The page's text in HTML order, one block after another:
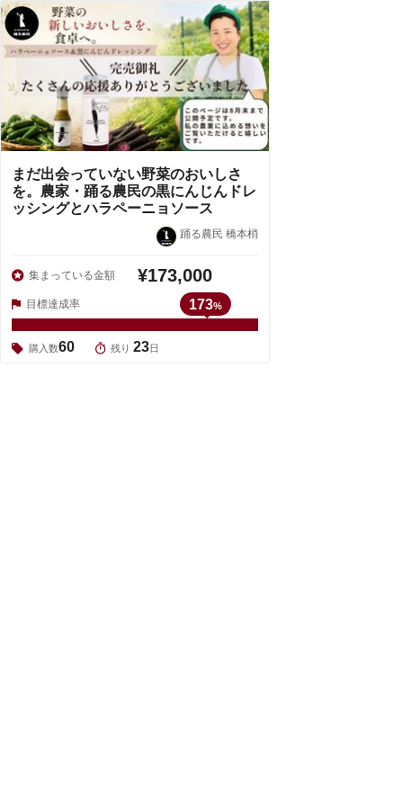
まだ出会っていない野菜のおいしさ
を。農家・踊る農民の黒にんじんドレ
ッシングとハラペーニョソース
踊る農民 橋本梢
集まっている金額 ¥173,000
目標達成率 173%
購入数60 残り 23日